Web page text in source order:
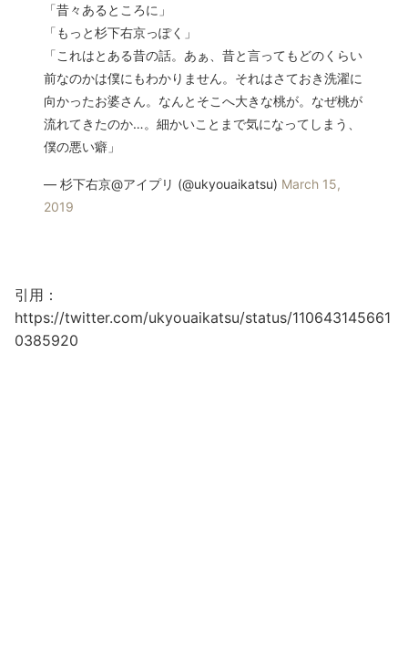
「昔々あるところに」
「もっと杉下右京っぽく」
「これはとある昔の話。あぁ、昔と言ってもどのくらい
前なのかは僕にもわかりません。それはさておき洗濯に
向かったお婆さん。なんとそこへ大きな桃が。なぜ桃が
流れてきたのか…。細かいことまで気になってしまう、
僕の悪い癖」
— 杉下右京@アイプリ (@ukyouaikatsu) March 15,
2019
引用：
https://twitter.com/ukyouaikatsu/status/110643145661
0385920